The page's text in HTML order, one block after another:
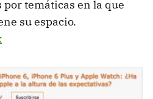
temáticas en la que
su espacio.